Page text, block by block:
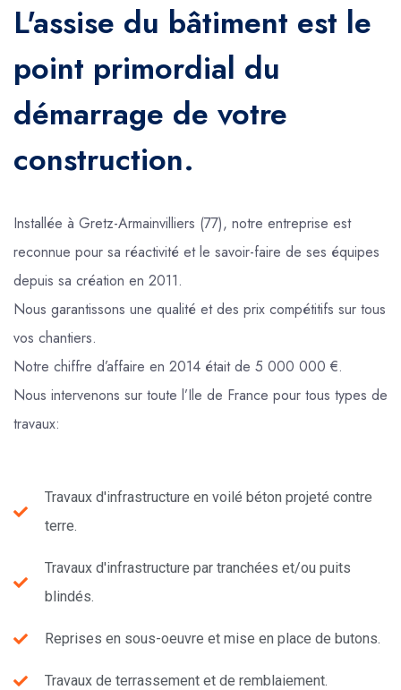
L'assise du bâtiment est le
point primordial du
démarrage de votre
construction.
Installée à Gretz-Armainvilliers (77), notre entreprise est
reconnue pour sa réactivité et le savoir-faire de ses équipes
depuis sa création en 2011.
Nous garantissons une qualité et des prix compétitifs sur tous
vos chantiers.
Notre chiffre d’affaire en 2014 était de 5 000 000 €.
Nous intervenons sur toute l’Ile de France pour tous types de
travaux:
Travaux d'infrastructure en voilé béton projeté contre
terre.
Travaux d'infrastructure par tranchées et/ou puits
blindés.
Reprises en sous-oeuvre et mise en place de butons.
Travaux de terrassement et de remblaiement.